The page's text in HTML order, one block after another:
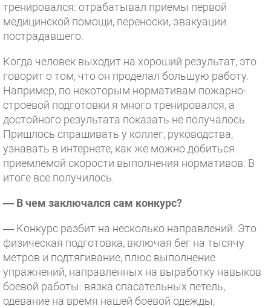
тренировался: отрабатывал приемы первой
медицинской помощи, переноски, эвакуации
пострадавшего.
Когда человек выходит на хороший результат, это
говорит о том, что он проделал большую работу.
Например, по некоторым нормативам пожарно-
строевой подготовки я много тренировался, а
достойного результата показать не получалось.
Пришлось спрашивать у коллег, руководства,
узнавать в интернете, как же можно добиться
приемлемой скорости выполнения нормативов. В
итоге все получилось.
— В чем заключался сам конкурс?
— Конкурс разбит на несколько направлений. Это
физическая подготовка, включая бег на тысячу
метров и подтягивание, плюс выполнение
упражнений, направленных на выработку навыков
боевой работы: вязка спасательных петель,
одевание на время нашей боевой одежды,